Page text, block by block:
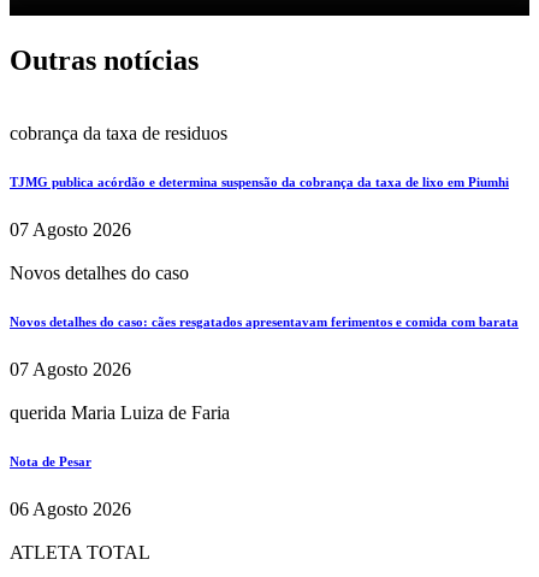
Outras notícias
cobrança da taxa de residuos
TJMG publica acórdão e determina suspensão da cobrança da taxa de lixo em Piumhi
07 Agosto 2026
Novos detalhes do caso
Novos detalhes do caso: cães resgatados apresentavam ferimentos e comida com barata
07 Agosto 2026
querida Maria Luiza de Faria
Nota de Pesar
06 Agosto 2026
ATLETA TOTAL